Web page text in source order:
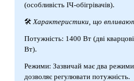
(особливість ІЧ-обігрівачів).
🛠 Характеристики, що
Потужність: 1400 Вт (дві
Вт).
Режими: Зазвичай має два
дозволяє регулювати потужність.